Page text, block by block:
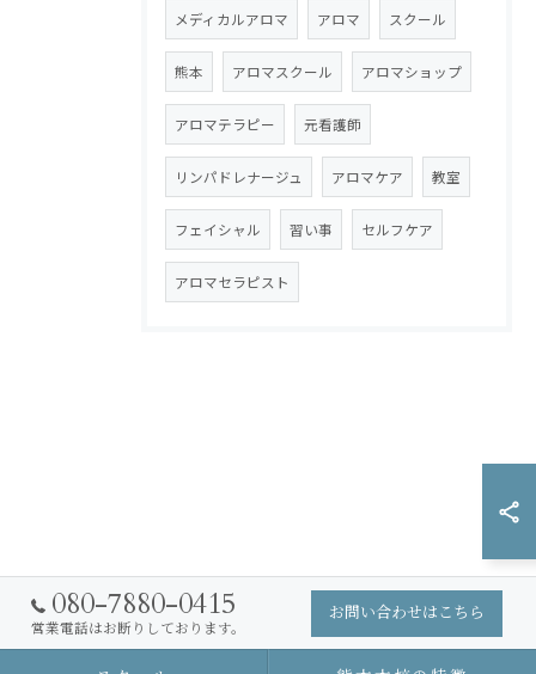
メディカルアロマ アロマ スクール
熊本 アロマスクール アロマショップ
アロマテラピー 元看護師
リンパドレナージュ アロマケア 教室
フェイシャル 習い事 セルフケア
アロマセラピスト
080-7880-0415
営業電話はお断りしております。
お問い合わせはこちら